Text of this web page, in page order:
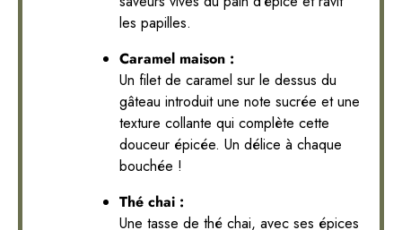
les papilles.
Caramel maison :
Un filet de caramel sur le dessus du
gâteau introduit une note sucrée et une
texture collante qui complète cette
douceur épicée. Un délice à chaque
bouchée !
Thé chai :
Une tasse de thé chai, avec ses épices